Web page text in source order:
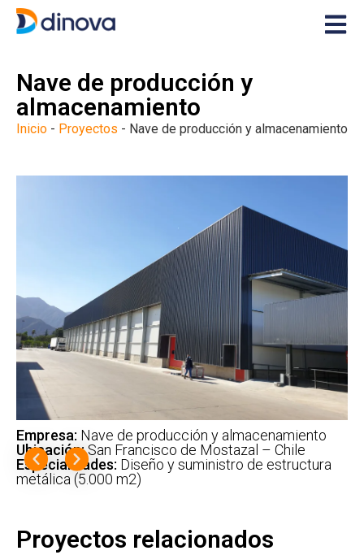
Nave de producción y
almacenamiento
Inicio - Proyectos - Nave de producción y almacenamiento
Empresa: Nave de producción y almacenamiento
Ubicación:San Francisco de Mostazal – Chile
Especialidades: Diseño y suministro de estructura
metálica (5.000 m2)
Proyectos relacionados